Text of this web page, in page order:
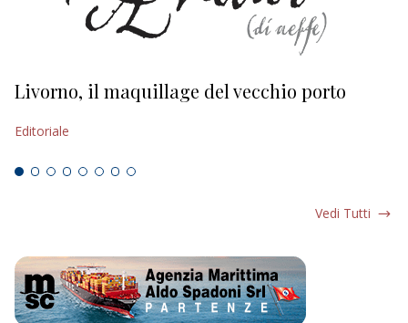
Livorno, il maquillage del vecchio porto
Editoriale
Vedi Tutti